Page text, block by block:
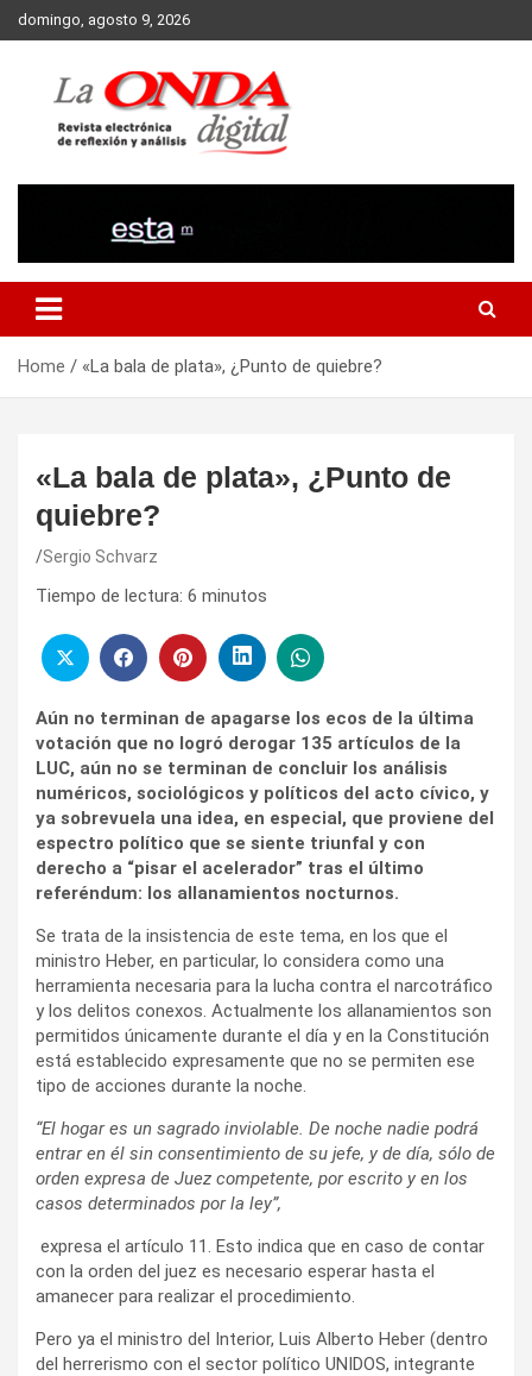
Skip
to
domingo, agosto 9, 2026
Home «La bala de plata», ¿Punto de quiebre?
«La bala de plata», ¿Punto de
quiebre?
Sergio Schvarz
Tiempo de lectura: 6 minutos
Aún no terminan de apagarse los ecos de la última
votación que no logró derogar 135 artículos de la
LUC, aún no se terminan de concluir los análisis
numéricos, sociológicos y políticos del acto cívico, y
ya sobrevuela una idea, en especial, que proviene del
espectro político que se siente triunfal y con
derecho a “pisar el acelerador” tras el último
referéndum: los allanamientos nocturnos.
Se trata de la insistencia de este tema, en los que el
ministro Heber, en particular, lo considera como una
herramienta necesaria para la lucha contra el narcotráfico
y los delitos conexos. Actualmente los allanamientos son
permitidos únicamente durante el día y en la Constitución
está establecido expresamente que no se permiten ese
tipo de acciones durante la noche.
“El hogar es un sagrado inviolable. De noche nadie podrá
entrar en él sin consentimiento de su jefe, y de día, sólo de
orden expresa de Juez competente, por escrito y en los
casos determinados por la ley”,
expresa el artículo 11. Esto indica que en caso de contar
con la orden del juez es necesario esperar hasta el
amanecer para realizar el procedimiento.
Pero ya el ministro del Interior, Luis Alberto Heber (dentro
del herrerismo con el sector político UNIDOS, integrante